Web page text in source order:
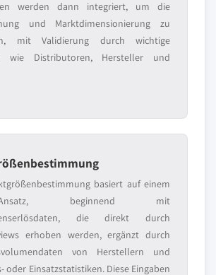
werden dann integriert, um die
und Marktdimensionierung zu
mit Validierung durch wichtige
wie Distributoren, Hersteller und
basiert auf einem
Ansatz, beginnend mit
die direkt durch
erhoben werden, ergänzt durch
von Herstellern und
oder Einsatzstatistiken. Diese Eingaben